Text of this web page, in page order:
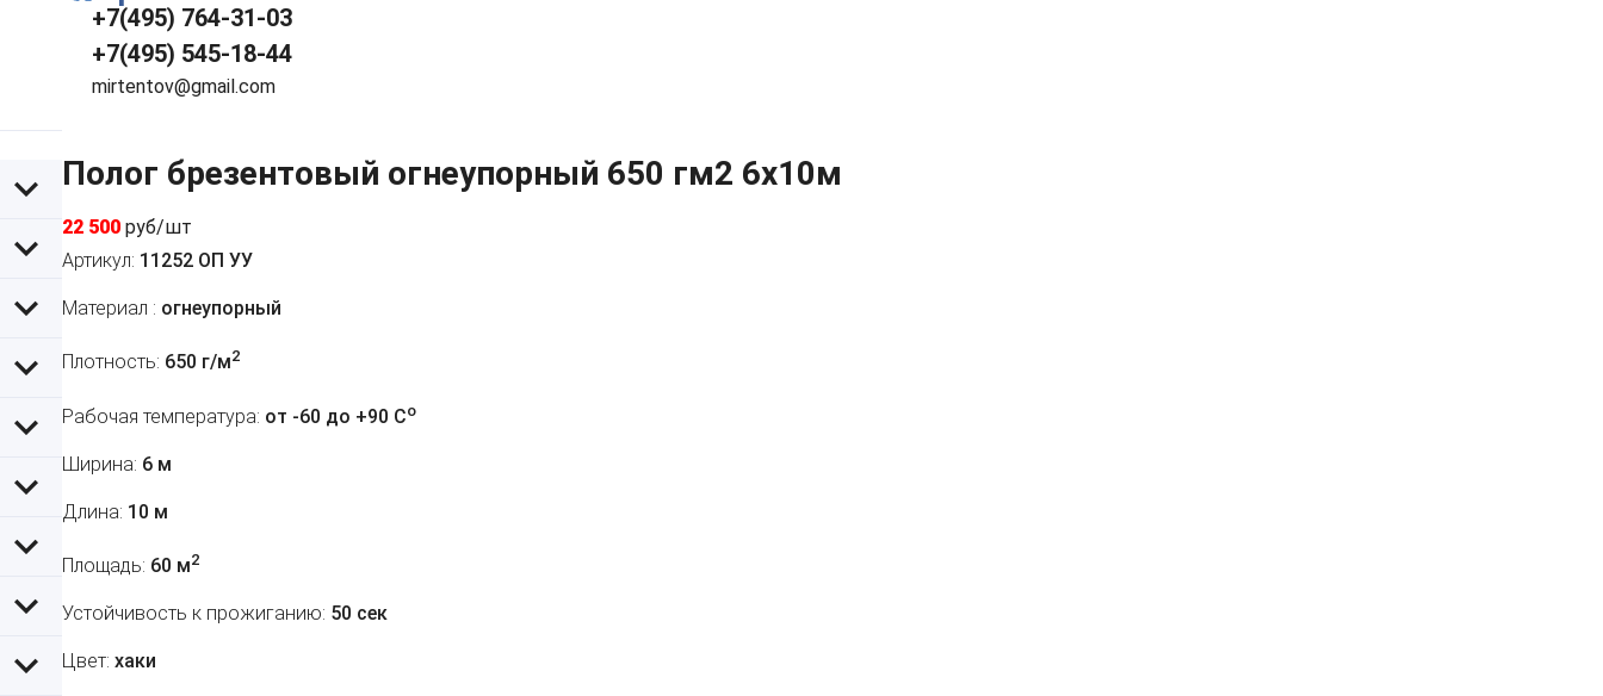
+7(495) 764-31-03
+7(495) 545-18-44
mirtentov@gmail.com
Полог брезентовый огнеупорный 650 гм2 6x10м
22 500 руб/шт
Артикул: 11252 ОП УУ
Материал : огнеупорный
Плотность: 650 г/м2
Рабочая температура: от -60 до +90 Co
Ширина: 6 м
Длина: 10 м
Площадь: 60 м2
Устойчивость к прожиганию: 50 сек
Цвет: хаки